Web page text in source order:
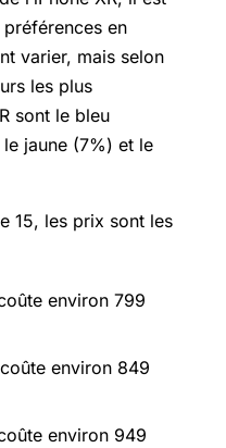
en
varier, mais selon
les plus
sont le bleu
jaune (7%) et le
15, les prix sont les
environ 799
environ 849
environ 949